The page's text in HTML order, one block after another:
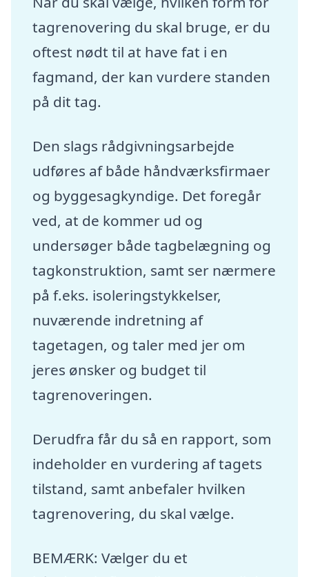
tagrenovering du skal bruge, er du
oftest nødt til at have fat i en
fagmand, der kan vurdere standen
på dit tag.
Den slags rådgivningsarbejde
udføres af både håndværksfirmaer
og byggesagkyndige. Det foregår
ved, at de kommer ud og
undersøger både tagbelægning og
tagkonstruktion, samt ser nærmere
på f.eks. isoleringstykkelser,
nuværende indretning af
tagetagen, og taler med jer om
jeres ønsker og budget til
tagrenoveringen.
Derudfra får du så en rapport, som
indeholder en vurdering af tagets
tilstand, samt anbefaler hvilken
tagrenovering, du skal vælge.
BEMÆRK: Vælger du et